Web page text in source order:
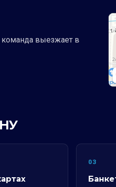
выезжает в
03